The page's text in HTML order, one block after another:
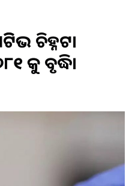
ଚିହ୍ନଟ।
କୁ ବୃଦ୍ଧି।